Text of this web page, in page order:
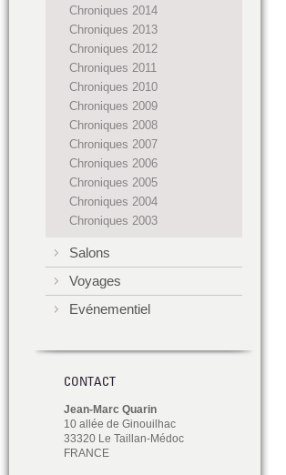
Chroniques 2014
Chroniques 2013
Chroniques 2012
Chroniques 2011
Chroniques 2010
Chroniques 2009
Chroniques 2008
Chroniques 2007
Chroniques 2006
Chroniques 2005
Chroniques 2004
Chroniques 2003
Salons
Voyages
Evénementiel
CONTACT
Jean-Marc Quarin
10 allée de Ginouilhac
33320 Le Taillan-Médoc
FRANCE